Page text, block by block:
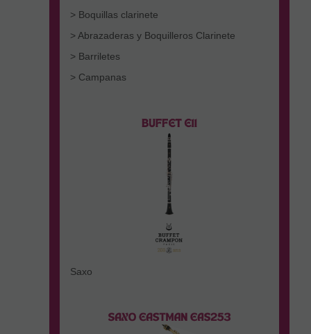
> Boquillas clarinete
> Abrazaderas y Boquilleros Clarinete
> Barriletes
> Campanas
Saxo